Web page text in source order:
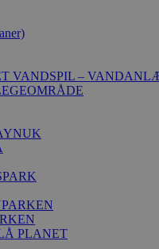
VANDSPIL –
PLANET